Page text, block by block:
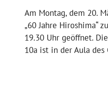
Am Montag, dem 20.
„60 Jahre Hiroshima“
19.30 Uhr geöffnet.
10a ist in der Aula des